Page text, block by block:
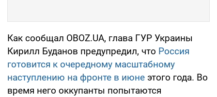
Как сообщал OBOZ.UA, глава ГУР Украины
Кирилл Буданов предупредил, что Россия
готовится к очередному масштабному
наступлению на фронте в июне этого года. Во
время него оккупанты попытаются